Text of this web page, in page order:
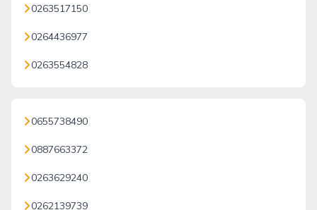
0263517150
0264436977
0263554828
0655738490
0887663372
0263629240
0262139739